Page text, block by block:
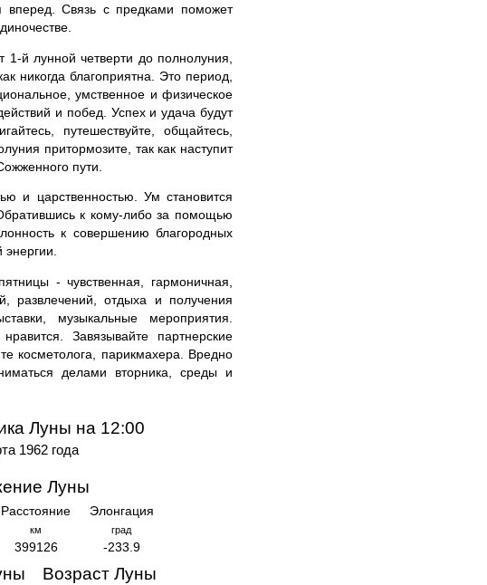
Связь с предками поможет
й лунной четверти до полнолуния,
никогда благоприятна. Это период,
умственное и физическое
и побед. Успех и удача будут
путешествуйте, общайтесь,
притормозите, так как наступит
пути.
и царственностью. Ум становится
к кому-либо за помощью
к совершению благородных
энергии.
- чувственная, гармоничная,
развлечений, отдыха и получения
музыкальные мероприятия.
Завязывайте партнерские
косметолога, парикмахера. Вредно
делами вторника, среды и
Луны на 12:00
1962 года
Луны
Расстояние
км
399126
Элонгация
град
-233.9
Возраст Луны